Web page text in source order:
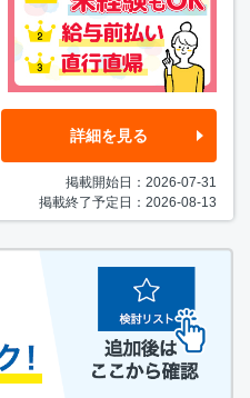
詳細を見る
掲載開始日：2026-07-31
掲載終了予定日：2026-08-13